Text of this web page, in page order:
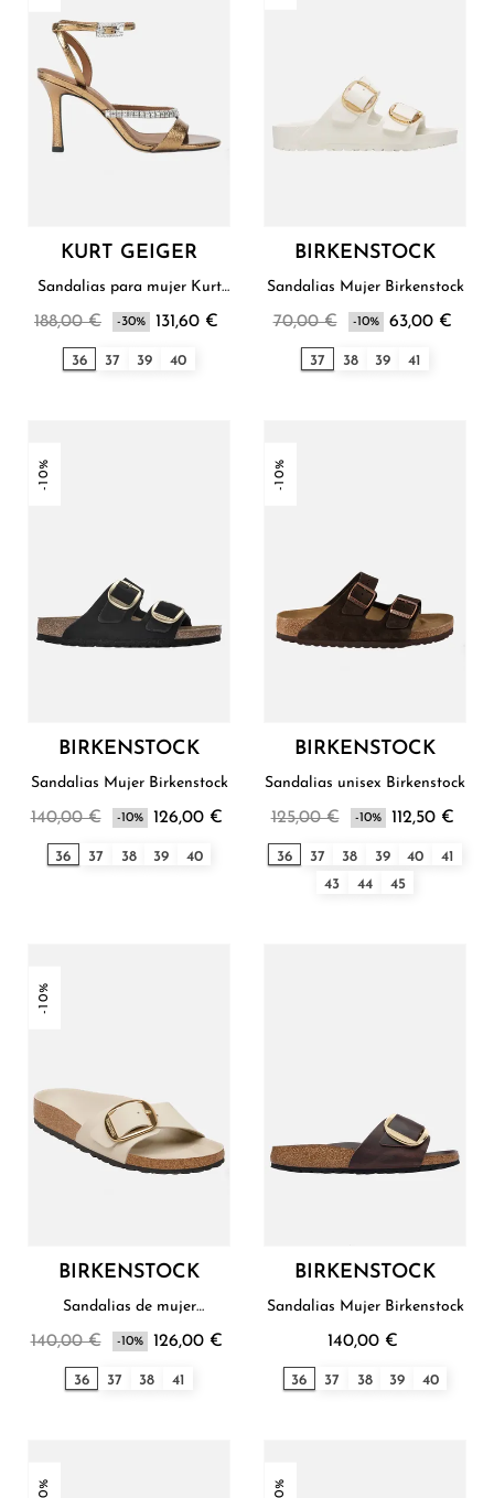
KURT GEIGER
Sandalias para mujer Kurt
188,00 € -30% 131,60 €
36 37 39 40
BIRKENSTOCK
Sandalias Mujer Birkenstock
70,00 € -10% 63,00 €
37 38 39 41
-10%
BIRKENSTOCK
Sandalias Mujer Birkenstock
140,00 € -10% 126,00 €
36 37 38 39 40
-10%
BIRKENSTOCK
Sandalias unisex Birkenstock
125,00 € -10% 112,50 €
36 37 38 39 40
41
43
44 45
-10%
BIRKENSTOCK
Sandalias de mujer
140,00 € -10% 126,00 €
36 37 38 41
BIRKENSTOCK
Sandalias Mujer Birkenstock
140,00 €
36 37 38 39 40